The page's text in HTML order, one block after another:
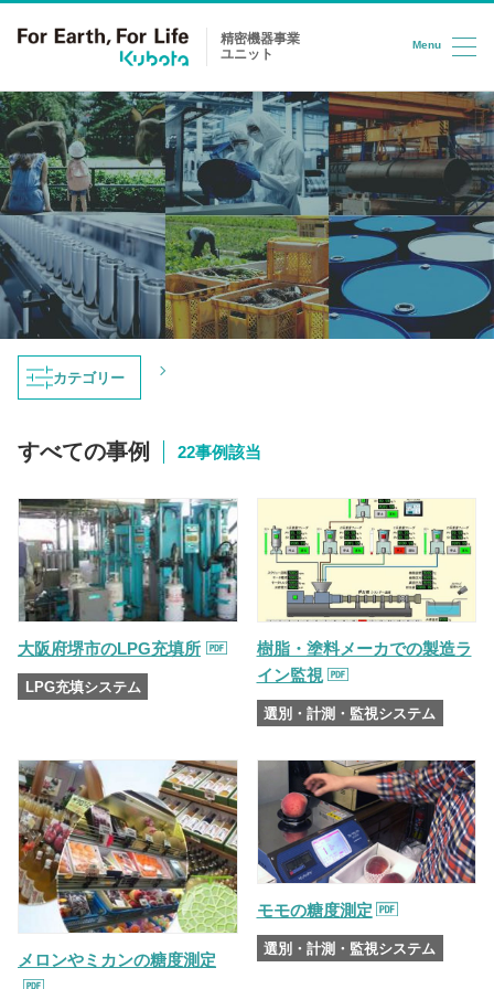
コンテンツへスキップ
精密機器事業
ユニット
Menu
トップ 導入事例
導入事例
カテゴリー
すべての事例 22事例該当
大阪府堺市のLPG充填所
LPG充填システム
樹脂・塗料メーカでの製造ラ
イン監視
選別・計測・監視システム
メロンやミカンの糖度測定
モモの糖度測定
選別・計測・監視システム